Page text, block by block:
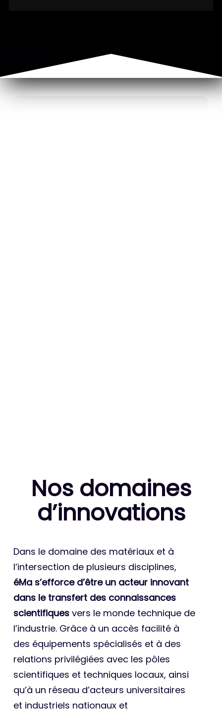
Nos domaines
d’innovations
Dans le domaine des matériaux et à
l’intersection de plusieurs disciplines,
éMa s’efforce d’être un acteur innovant
dans le transfert des connaissances
scientifiques vers le monde technique de
l’industrie. Grâce à un accès facilité à
des équipements spécialisés et à des
relations privilégiées avec les pôles
scientifiques et techniques locaux, ainsi
qu’à un réseau d’acteurs universitaires
et industriels nationaux et